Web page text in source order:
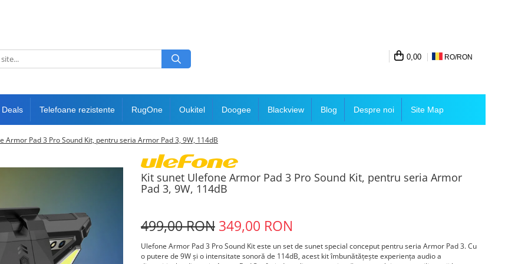
0,00 RO/RON
Deals Telefoane rezistente RugOne Oukitel Doogee Blackview Blog Despre noi Site Map
Armor Pad 3 Pro Sound Kit, pentru seria Armor Pad 3, 9W, 114dB
Kit sunet Ulefone Armor Pad 3 Pro Sound Kit, pentru seria Armor
Pad 3, 9W, 114dB
499,00 RON 349,00 RON
Ulefone Armor Pad 3 Pro Sound Kit este un set de sunet special conceput pentru seria Armor Pad 3. Cu
o putere de 9W și o intensitate sonoră de 114dB, acest kit îmbunătățește experiența audio a